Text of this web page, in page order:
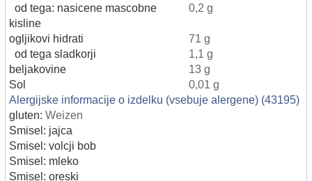
od tega: nasicene mascobne
kisline
0,2 g
ogljikovi hidrati
71 g
od tega sladkorji
1,1 g
beljakovine
13 g
Sol
0,01 g
Alergijske informacije o izdelku (vsebuje alergene) (43195)
gluten: Weizen
Smisel: jajca
Smisel: volcji bob
Smisel: mleko
Smisel: oreski